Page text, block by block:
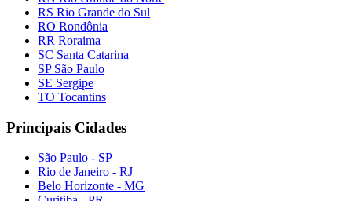
RS Rio Grande do Sul
RO Rondônia
RR Roraima
SC Santa Catarina
SP São Paulo
SE Sergipe
TO Tocantins
Principais Cidades
São Paulo - SP
Rio de Janeiro - RJ
Belo Horizonte - MG